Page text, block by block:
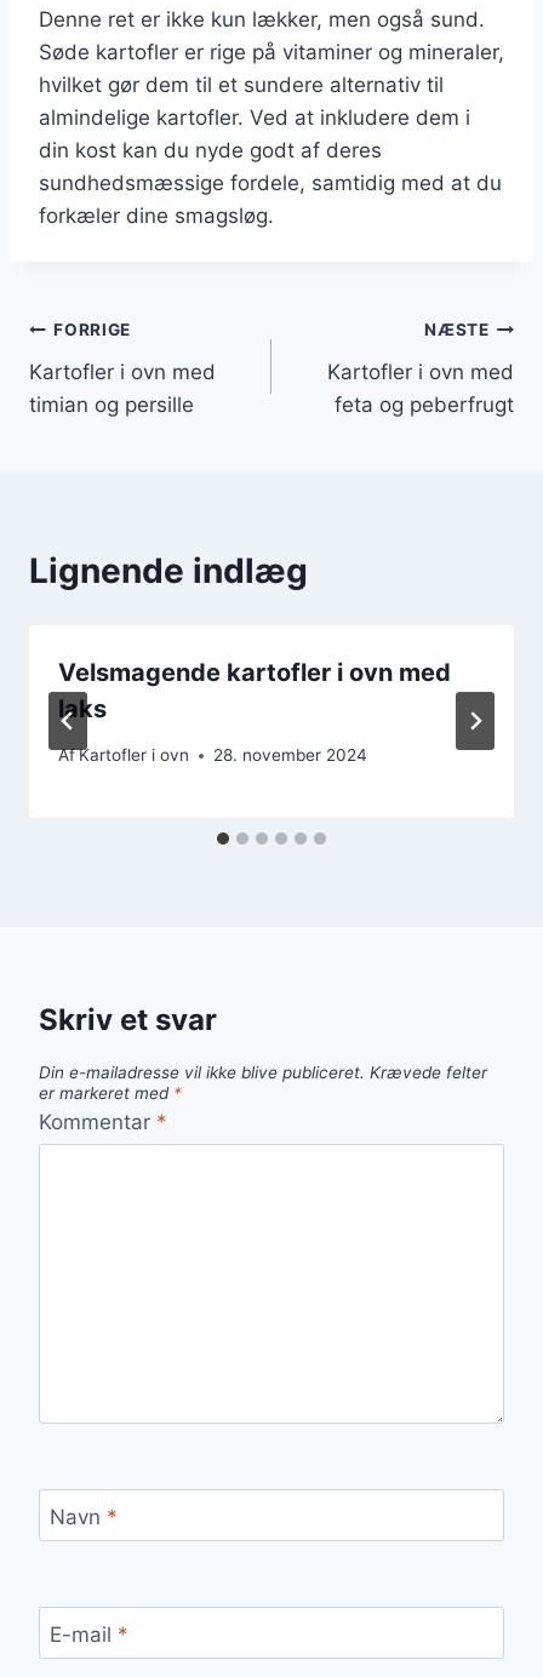
Denne ret er ikke kun lækker, men også sund.
Søde kartofler er rige på vitaminer og mineraler,
hvilket gør dem til et sundere alternativ til
almindelige kartofler. Ved at inkludere dem i
din kost kan du nyde godt af deres
sundhedsmæssige fordele, samtidig med at du
forkæler dine smagsløg.
Indlægsnavigation
FORRIGE
Kartofler i ovn med
timian og persille
NÆSTE
Kartofler i ovn med
feta og peberfrugt
Lignende indlæg
Velsmagende kartofler i ovn med
laks
AfKartofler i ovn 28. november 2024
Skriv et svar
Din e-mailadresse vil ikke blive publiceret. Krævede felter
er markeret med *
Kommentar *
Navn *
E-mail *